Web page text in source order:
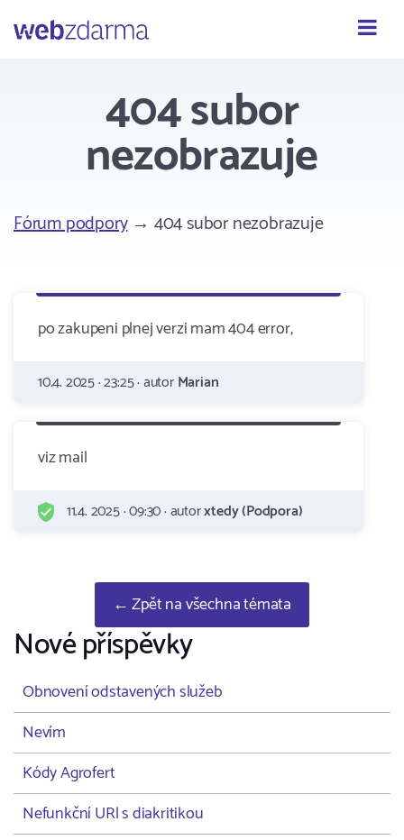
Webzdarma
404 subor
nezobrazuje
Fórum podpory→ 404 subor nezobrazuje
po zakupeni plnej verzi mam 404 error,
10.4. 2025 · 23:25 · autorMarian
viz mail
11.4. 2025 · 09:30 · autorxtedy (Podpora)
← Zpět na všechna témata
Nové příspěvky
Obnovení odstavených služeb
Nevím
Kódy Agrofert
Nefunkční URl s diakritikou